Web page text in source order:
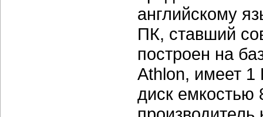
английскому
ПК, ставший
построен на
Athlon, имеет 1
диск емкостью